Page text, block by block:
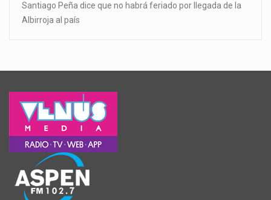
Santiago Peña dice que no habrá feriado por llegada de la
Albirroja al país